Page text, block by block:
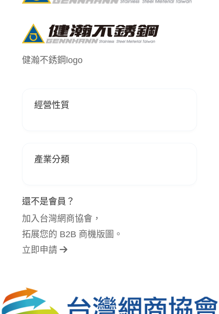
健瀚不銹鋼logo
經營性質
產業分類
還不是會員？
加入台灣網商協會，
拓展您的 B2B 商機版圖。
立即申請